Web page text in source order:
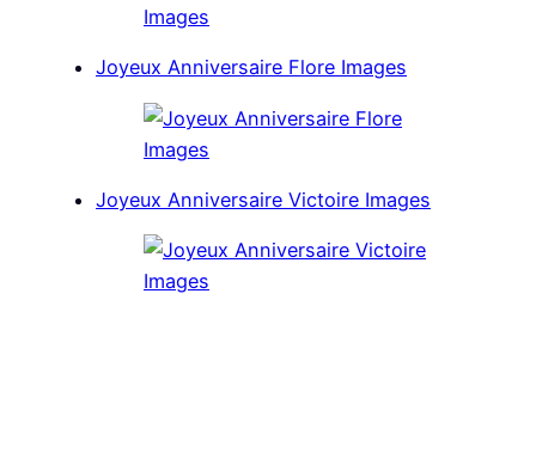
Joyeux Anniversaire Flore Images
Joyeux Anniversaire Victoire Images